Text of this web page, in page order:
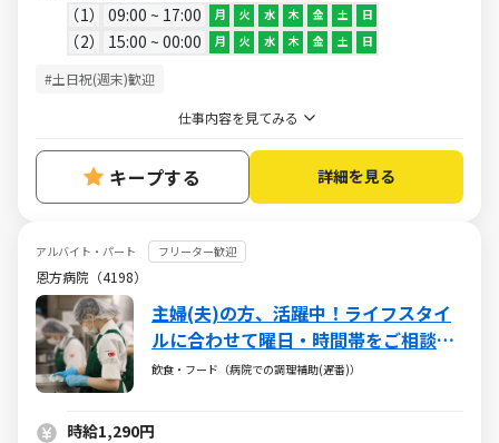
1
09:00 ~ 17:00 月 火 水 木 金 土 日
2 15:00 ~ 00:00 月 火 水 木 金 土 日
#土日祝(週末)歓迎
仕事内容を見てみる
キープする 詳細を見る
アルバイト・パート フリーター歓迎
恩方病院（4198）
主婦(夫)の方、活躍中！ライフスタイ
ルに合わせて曜日・時間帯をご相談く
ださい
飲食・フード（病院での調理補助(遅番)）
時給1,290円